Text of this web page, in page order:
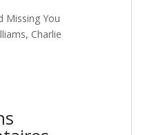
Missing You